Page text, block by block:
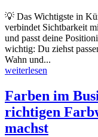
💡 Das Wichtigste in
verbindet Sichtbarkeit
und passt deine
wichtig: Du ziehst
Wahn und...
weiterlesen
Farben im
richtigen
machst